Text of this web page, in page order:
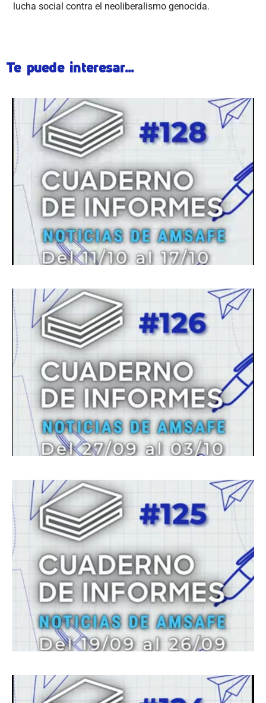
lucha social contra el neoliberalismo genocida.
Te puede interesar...